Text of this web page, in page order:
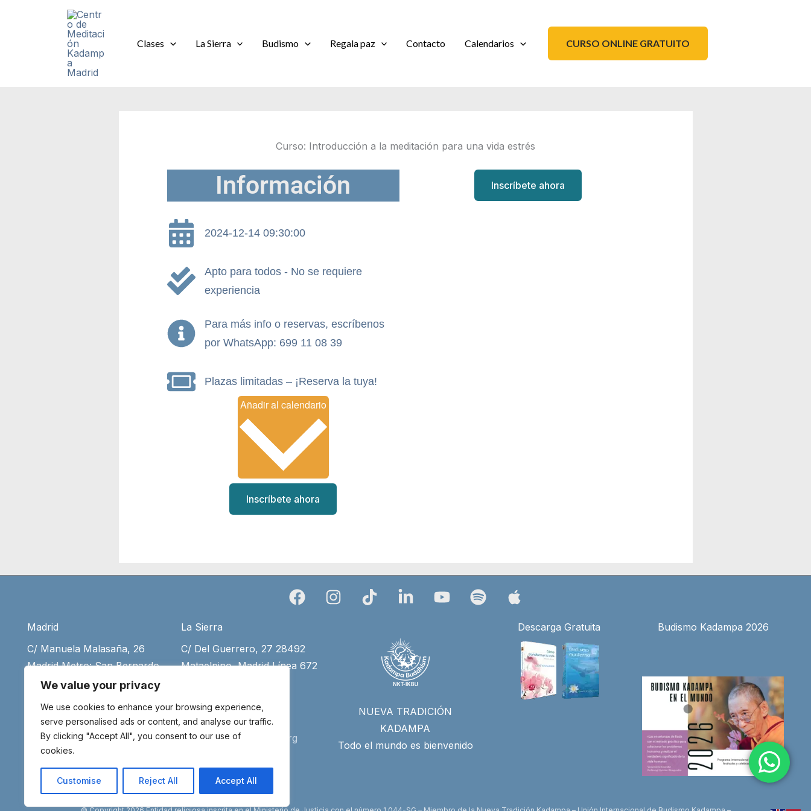
We value your privacy
We use cookies to enhance your browsing experience,
serve personalised ads or content, and analyse our traffic.
By clicking "Accept All", you consent to our use of
cookies.
Customise Reject All Accept All
Clases La Sierra Budismo Regala paz Contacto Calendarios CURSO ONLINE GRATUITO
Curso: Introducción a la meditación para una vida estrés
Información
2024-12-14 09:30:00
Apto para todos - No se requiere
experiencia
Para más info o reservas, escríbenos
por WhatsApp: 699 11 08 39
Plazas limitadas – ¡Reserva la tuya!
Inscríbete ahora
Inscríbete ahora
Madrid
C/ Manuela Malasaña, 26
Madrid Metro: San Bernardo
(+34) 917 55 75 35
(+34) 699 11 08 39
Aviso legal
La Sierra
C/ Del Guerrero, 27 28492
Mataelpino, Madrid Línea 672
(+34) 699 11 08 39
info@meditaenmadrid.org
NUEVA TRADICIÓN
KADAMPA
Todo el mundo es bienvenido
Descarga Gratuita Budismo Kadampa 2026